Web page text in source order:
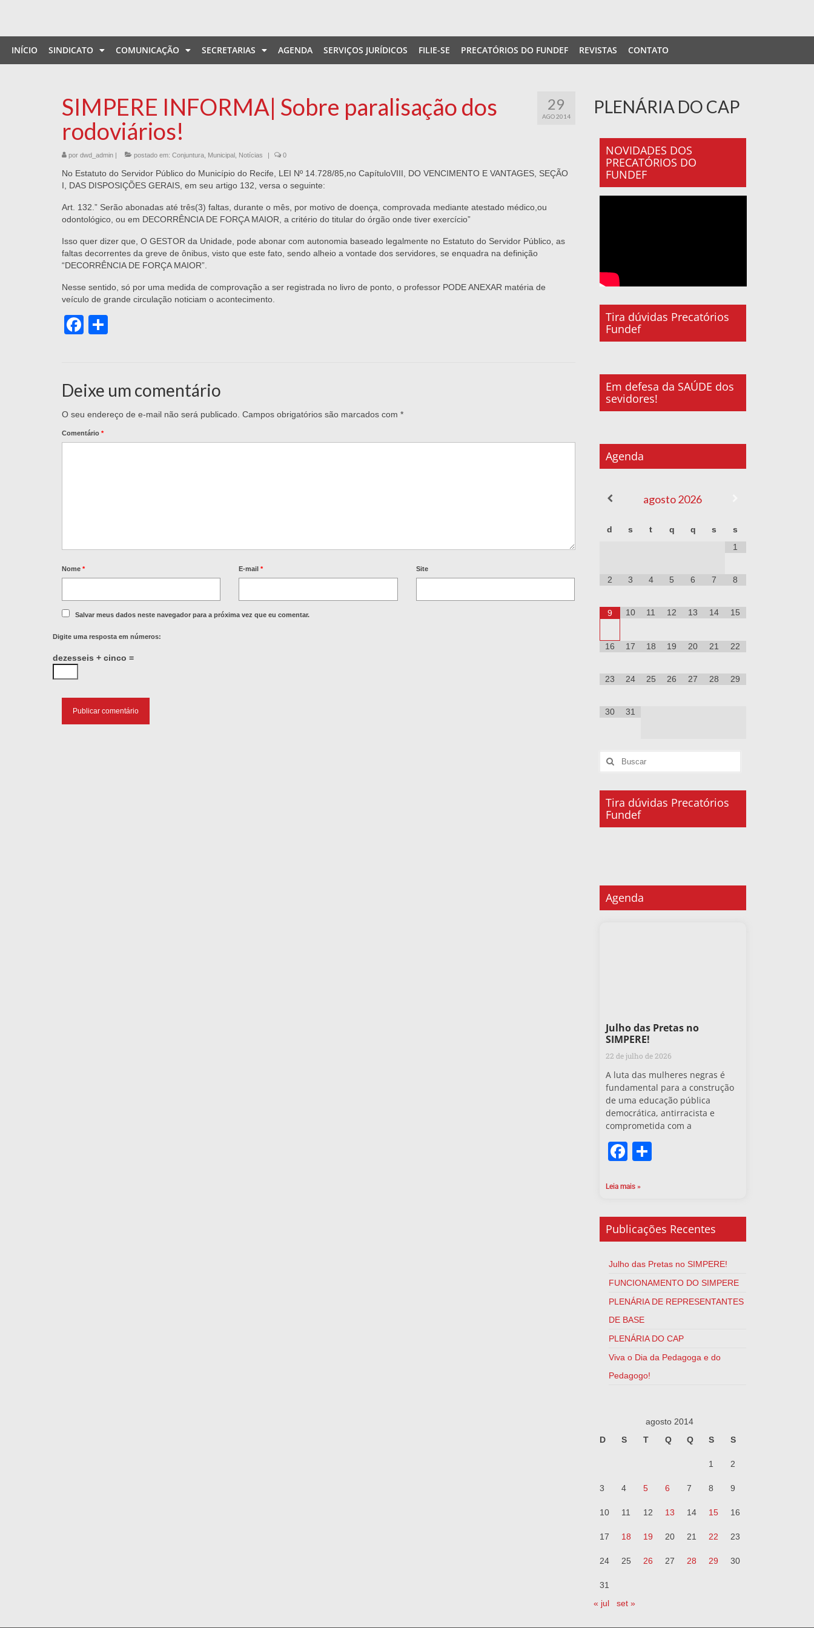
INÍCIO SINDICATO COMUNICAÇÃO SECRETARIAS AGENDA SERVIÇOS JURÍDICOS FILIE-SE PRECATÓRIOS DO FUNDEF REVISTAS CONTATO
29
AGO 2014
SIMPERE INFORMA| Sobre paralisação dos
rodoviários!
por dwd_admin | postado em: Conjuntura Municipal Notícias | 0
No Estatuto do Servidor Público do Município do Recife, LEI Nº 14.728/85,no CapítuloVIII, DO VENCIMENTO E VANTAGES, SEÇÃO
I, DAS DISPOSIÇÕES GERAIS, em seu artigo 132, versa o seguinte:
Art. 132.” Serão abonadas até três(3) faltas, durante o mês, por motivo de doença, comprovada mediante atestado médico,ou
odontológico, ou em DECORRÊNCIA DE FORÇA MAIOR, a critério do titular do órgão onde tiver exercício”
Isso quer dizer que, O GESTOR da Unidade, pode abonar com autonomia baseado legalmente no Estatuto do Servidor Público, as
faltas decorrentes da greve de ônibus, visto que este fato, sendo alheio a vontade dos servidores, se enquadra na definição
“DECORRÊNCIA DE FORÇA MAIOR”.
Nesse sentido, só por uma medida de comprovação a ser registrada no livro de ponto, o professor PODE ANEXAR matéria de
veículo de grande circulação noticiam o acontecimento.
Facebook
Deixe um comentário
O seu endereço de e-mail não será publicado. Campos obrigatórios são marcados com *
Comentário *
Nome * E-mail* Site
Salvar meus dados neste navegador para a próxima vez que eu comentar.
Digite uma resposta em números:
dezesseis + cinco =
PLENÁRIA DO CAP
NOVIDADES DOS
PRECATÓRIOS DO
FUNDEF
Tira dúvidas Precatórios
Fundef
Em defesa da SAÚDE dos
sevidores!
Agenda
agosto 2026
d s t q q s
s
1
2 3 4 5 6 7 8
9 10 11 12 13 14 15
16 17 18 19 20 21 22
23 24 25 26 27 28 29
30 31
Tira dúvidas Precatórios
Fundef
Agenda
Julho das Pretas no
SIMPERE!
22 de julho de 2026
A luta das mulheres negras é
fundamental para a construção
de uma educação pública
democrática, antirracista e
comprometida com a
Facebook
Leia mais »
Publicações Recentes
Julho das Pretas no SIMPERE!
FUNCIONAMENTO DO SIMPERE
PLENÁRIA DE REPRESENTANTES
DE BASE
PLENÁRIA DO CAP
Viva o Dia da Pedagoga e do
Pedagogo!
agosto 2014
D
S T Q Q S S
1 2
3 4 5 6 7 8 9
10 11 12 13 14 15 16
17 18 19 20 21 22 23
24 25 26 27 28 29 30
31
« jul
set »